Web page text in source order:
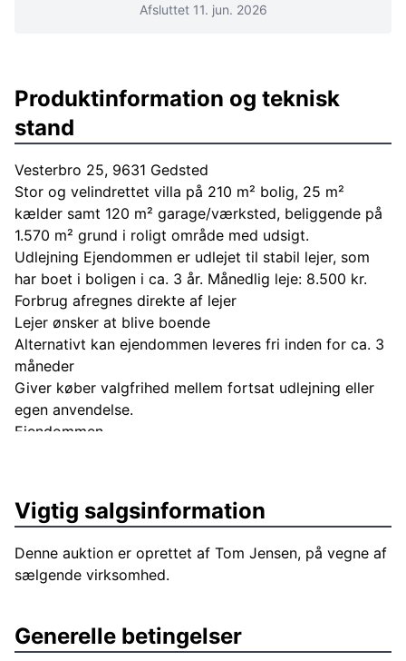
Afsluttet 11. jun. 2026
Produktinformation og teknisk
stand
Vesterbro 25, 9631 Gedsted
Stor og velindrettet villa på 210 m² bolig, 25 m²
kælder samt 120 m² garage/værksted, beliggende på
1.570 m² grund i roligt område med udsigt.
Udlejning Ejendommen er udlejet til stabil lejer, som
har boet i boligen i ca. 3 år. Månedlig leje: 8.500 kr.
Forbrug afregnes direkte af lejer
Lejer ønsker at blive boende
Alternativt kan ejendommen leveres fri inden for ca. 3
måneder
Giver køber valgfrihed mellem fortsat udlejning eller
egen anvendelse.
Ejendommen
Store opholdsrum og flere værelser
Funktionelt køkken og badeværelse
anvendelsesmuligheder
Opvarmning via fjernvarme
Økonomi (nøgletal)
Lejeindtægt: 102.000 kr. årligt
Vigtig salgsinformation
Denne auktion er oprettet af Tom Jensen, på vegne af
sælgende virksomhed.
Generelle betingelser